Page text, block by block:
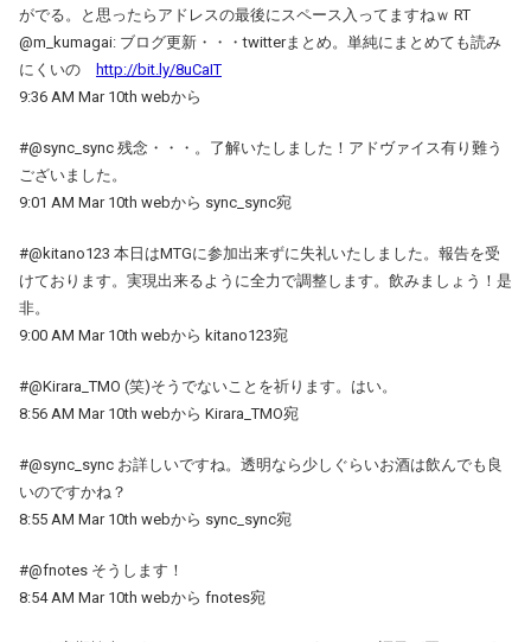
がでる。と思ったらアドレスの最後にスペース入ってますねｗ RT
@m_kumagai: ブログ更新・・・twitterまとめ。単純にまとめても読み
にくいの
http://bit.ly/8uCaIT
9:36 AM Mar 10th webから
#@sync_sync 残念・・・。了解いたしました！アドヴァイス有り難う
ございました。
9:01 AM Mar 10th webから sync_sync宛
#@kitano123 本日はMTGに参加出来ずに失礼いたしました。報告を受
けております。実現出来るように全力で調整します。飲みましょう！是
非。
9:00 AM Mar 10th webから kitano123宛
#@Kirara_TMO (笑)そうでないことを祈ります。はい。
8:56 AM Mar 10th webから Kirara_TMO宛
#@sync_sync お詳しいですね。透明なら少しぐらいお酒は飲んでも良
いのですかね？
8:55 AM Mar 10th webから sync_sync宛
#@fnotes そうします！
8:54 AM Mar 10th webから fnotes宛